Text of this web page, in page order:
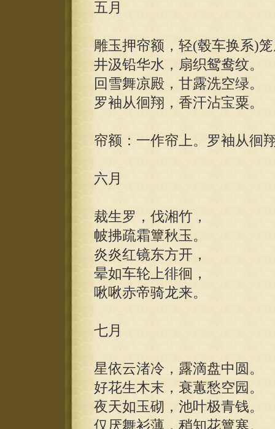
五月
雕玉押帘额，轻(毂车换系)
井汲铅华水，扇织鸳鸯纹。
回雪舞凉殿，甘露洗空绿。
罗袖从徊翔，香汗沾宝粟。
帘额：一作帘上。罗袖从徊
六月
裁生罗，伐湘竹，
帔拂疏霜簟秋玉。
炎炎红镜东方开，
晕如车轮上徘徊，
啾啾赤帝骑龙来。
七月
星依云渚冷，露滴盘中圆。
好花生木末，衰蕙愁空园。
夜天如玉砌，池叶极青钱。
仅厌舞衫薄，稍知花簟寒。